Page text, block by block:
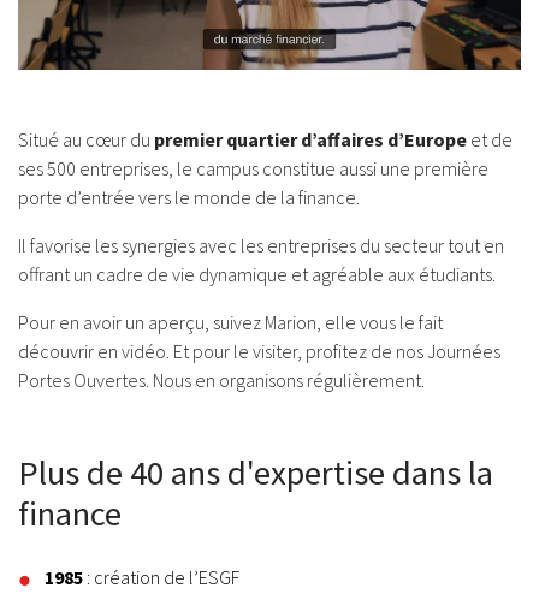
Situé au cœur du premier quartier d’affaires d’Europe et de
ses 500 entreprises, le campus constitue aussi une première
porte d’entrée vers le monde de la finance.
Il favorise les synergies avec les entreprises du secteur tout en
offrant un cadre de vie dynamique et agréable aux étudiants.
Pour en avoir un aperçu, suivez Marion, elle vous le fait
découvrir en vidéo. Et pour le visiter, profitez de nos Journées
Portes Ouvertes. Nous en organisons régulièrement.
Plus de 40 ans d'expertise dans la
finance
1985 : création de l’ESGF